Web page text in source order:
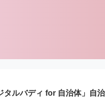
タルバディ for 自治体」自